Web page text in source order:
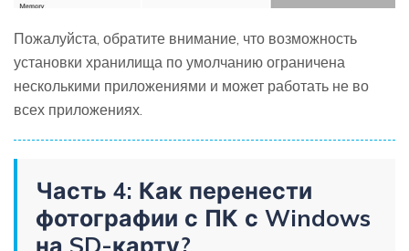
Пожалуйста, обратите внимание, что возможность
установки хранилища по умолчанию ограничена
несколькими приложениями и может работать не во
всех приложениях.
Часть 4: Как перенести
фотографии с ПК с Windows
на SD-карту?